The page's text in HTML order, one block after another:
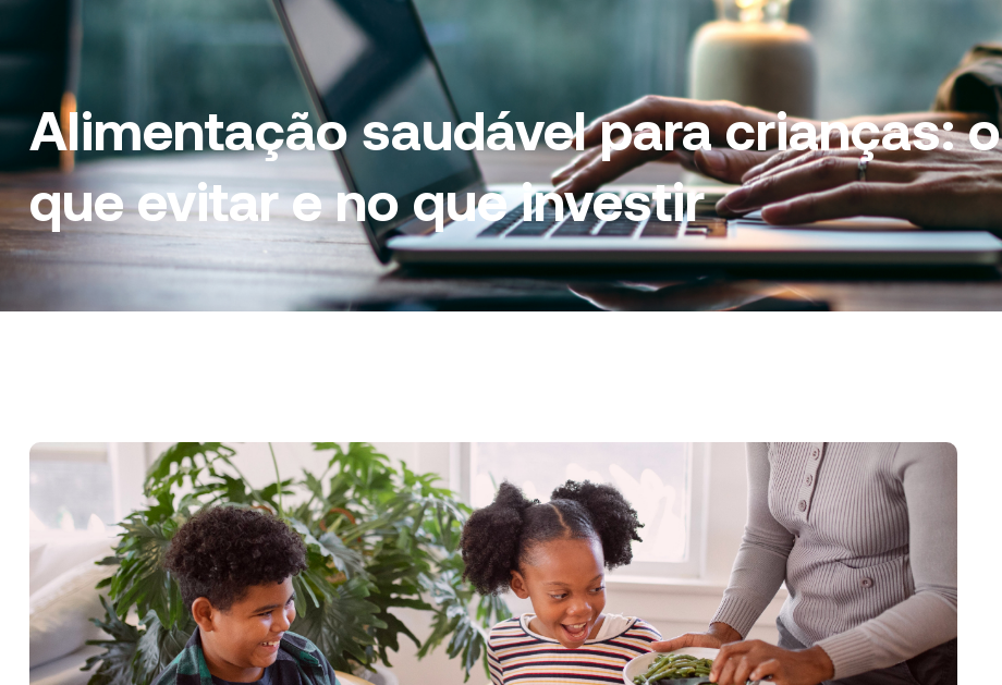
Alimentação saudável para crianças: o
que evitar e no que investir